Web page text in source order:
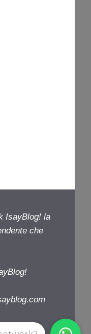
IsayBlog! la
che